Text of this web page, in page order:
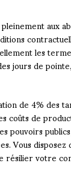
aux
les
jours de
de 4% des
de
pouvoirs
Vous
résilier votre